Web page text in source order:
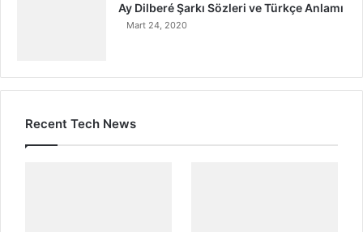
Ay Dilberé Şarkı Sözleri ve Türkçe Anlamı
Mart 24, 2020
Recent Tech News